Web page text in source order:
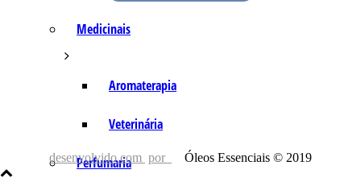
Medicinais
Aromaterapia
Veterinária
Perfumaria
desenvolvido com por Óleos Essenciais © 2019